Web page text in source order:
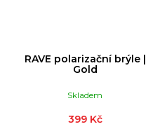
RAVE polarizační brýle |
Gold
Skladem
399 Kč